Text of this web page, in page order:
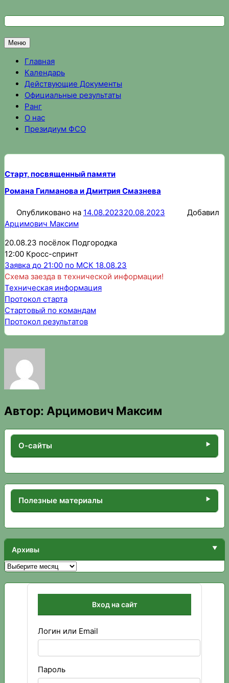
кФедерация спортивного ориентирования Омской области
Спортивное ориентирование в Омске, результаты
Меню
Главная
Календарь
Действующие Документы
Официальные результаты
Ранг
О нас
Президиум ФСО
Старт, посвященный памяти
Романа Гилманова и Дмитрия Смазнева
Опубликовано на 14.08.202320.08.2023
Добавил
Арцимович Максим
20.08.23 посёлок Подгородка
12:00 Кросс-спринт
Заявка до 21:00 по МСК 18.08.23
Схема заезда в технической информации!
Техническая информация
Протокол старта
Стартовый по командам
Протокол результатов
Автор: Арцимович Максим
О-сайты
Полезные материалы
Архивы
Архивы
Вход на сайт
Логин или Email
Пароль